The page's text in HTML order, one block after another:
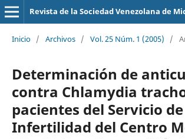
Revista de la Sociedad Venezolana de
Inicio / Archivos / Vol. 25 Núm. 1 (2005) /
Determinación de
contra Chlamydia
pacientes del Servicio de
Infertilidad del Centro